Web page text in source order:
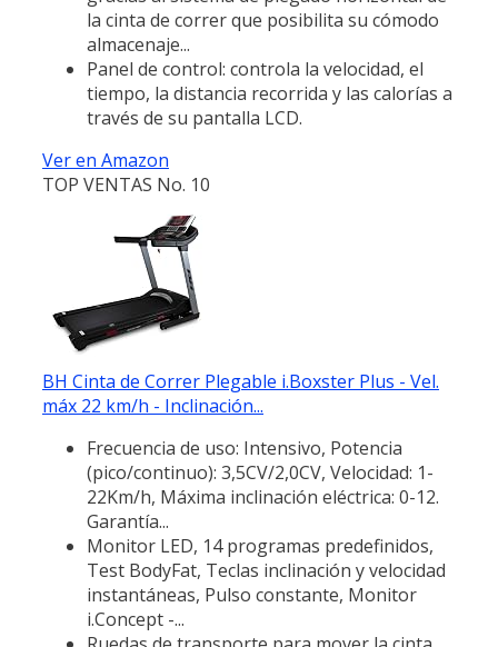
la cinta de correr que posibilita su cómodo
almacenaje...
Panel de control: controla la velocidad, el
tiempo, la distancia recorrida y las calorías a
través de su pantalla LCD.
Ver en Amazon
TOP VENTAS No. 10
BH Cinta de Correr Plegable i.Boxster Plus - Vel.
máx 22 km/h - Inclinación...
Frecuencia de uso: Intensivo, Potencia
(pico/continuo): 3,5CV/2,0CV, Velocidad: 1-
22Km/h, Máxima inclinación eléctrica: 0-12.
Garantía...
Monitor LED, 14 programas predefinidos,
Test BodyFat, Teclas inclinación y velocidad
instantáneas, Pulso constante, Monitor
i.Concept -...